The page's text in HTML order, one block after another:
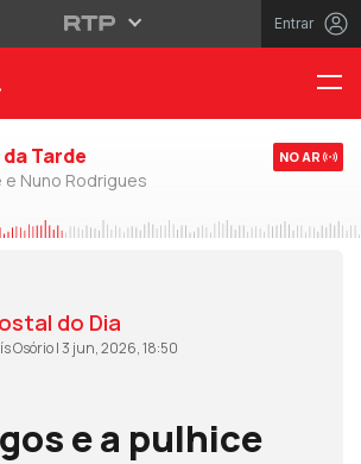
Entrar
Tarde
e Nuno Rodrigues
NO AR
do Dia
Osório | 3 jun, 2026, 18:50
e a pulhice